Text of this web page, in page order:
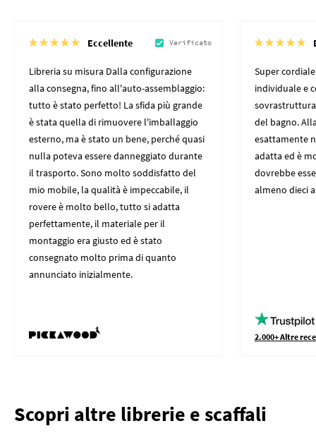
Eccellente Verificato
Libreria su misura Dalla configurazione
alla consegna, fino all'auto-assemblaggio:
tutto è stato perfetto! La sfida più grande
è stata quella di rimuovere l'imballaggio
esterno, ma è stato un bene, perché quasi
nulla poteva essere danneggiato durante
il trasporto. Sono molto soddisfatto del
mio mobile, la qualità è impeccabile, il
rovere è molto bello, tutto si adatta
perfettamente, il materiale per il
montaggio era giusto ed è stato
consegnato molto prima di quanto
annunciato inizialmente.
Super
individuale e
del bagno.
esattamente
adatta ed è
dovrebbe
almeno dieci
2.000+ Altre
Scopri altre librerie e scaffali